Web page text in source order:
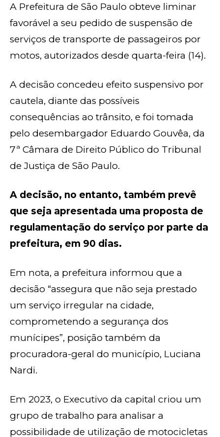
A Prefeitura de São Paulo obteve liminar
favorável a seu pedido de suspensão de
serviços de transporte de passageiros por
motos, autorizados desde quarta-feira (14).
A decisão concedeu efeito suspensivo por
cautela, diante das possíveis
consequências ao trânsito, e foi tomada
pelo desembargador Eduardo Gouvêa, da
7ª Câmara de Direito Público do Tribunal
de Justiça de São Paulo.
A decisão, no entanto, também prevê
que seja apresentada uma proposta de
regulamentação do serviço por parte da
prefeitura, em 90 dias.
Em nota, a prefeitura informou que a
decisão “assegura que não seja prestado
um serviço irregular na cidade,
comprometendo a segurança dos
munícipes”, posição também da
procuradora-geral do município, Luciana
Nardi.
Em 2023, o Executivo da capital criou um
grupo de trabalho para analisar a
possibilidade de utilização de motocicletas